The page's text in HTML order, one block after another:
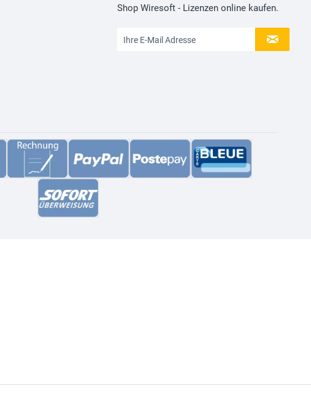
Shop Wiresoft - Lizenzen online kaufen.